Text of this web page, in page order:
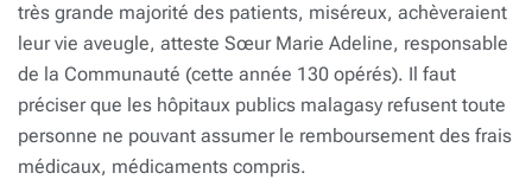
très grande majorité des patients, miséreux, achèveraient
leur vie aveugle, atteste Sœur Marie Adeline, responsable
de la Communauté (cette année 130 opérés). Il faut
préciser que les hôpitaux publics malagasy refusent toute
personne ne pouvant assumer le remboursement des frais
médicaux, médicaments compris.